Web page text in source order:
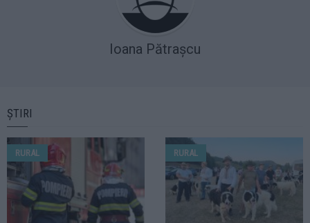
Ioana Pătrașcu
ȘTIRI
RURAL RURAL